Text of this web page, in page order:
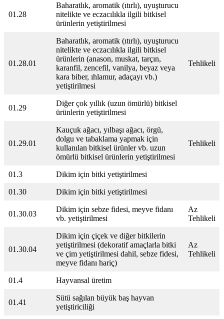
01.28
Baharatlık, aromatik (ıtırlı), uyuşturucu
nitelikte ve eczacılıkla ilgili bitkisel
ürünlerin yetiştirilmesi
01.28.01
Baharatlık, aromatik (ıtırlı), uyuşturucu
nitelikte ve eczacılıkla ilgili bitkisel
ürünlerin (anason, muskat, tarçın,
karanfil, zencefil, vanilya, beyaz veya
kara biber, ıhlamur, adaçayı vb.)
yetiştirilmesi
Tehlikeli
01.29
Diğer çok yıllık (uzun ömürlü) bitkisel
ürünlerin yetiştirilmesi
01.29.01
Kauçuk ağacı, yılbaşı ağacı, örgü,
dolgu ve tabaklama yapmak için
kullanılan bitkisel ürünler vb. uzun
ömürlü bitkisel ürünlerin yetiştirilmesi
Tehlikeli
01.3 Dikim için bitki yetiştirilmesi
01.30 Dikim için bitki yetiştirilmesi
01.30.03
Dikim için sebze fidesi, meyve fidanı
vb. yetiştirilmesi
Az
Tehlikeli
01.30.04
Dikim için çiçek ve diğer bitkilerin
yetiştirilmesi (dekoratif amaçlarla bitki
ve çim yetiştirilmesi dahil, sebze fidesi,
meyve fidanı hariç)
Az
Tehlikeli
01.4 Hayvansal üretim
01.41
Sütü sağılan büyük baş hayvan
yetiştiriciliği